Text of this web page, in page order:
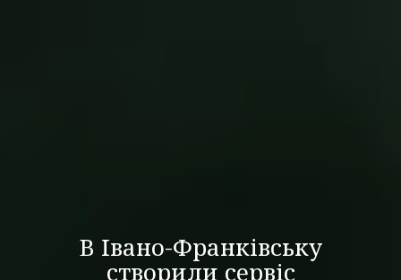
В Івано-Франківську
створили сервіс